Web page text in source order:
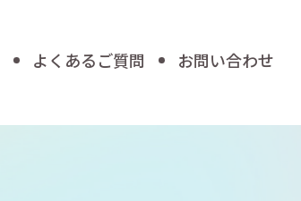
よくあるご質問 お問い合わせ